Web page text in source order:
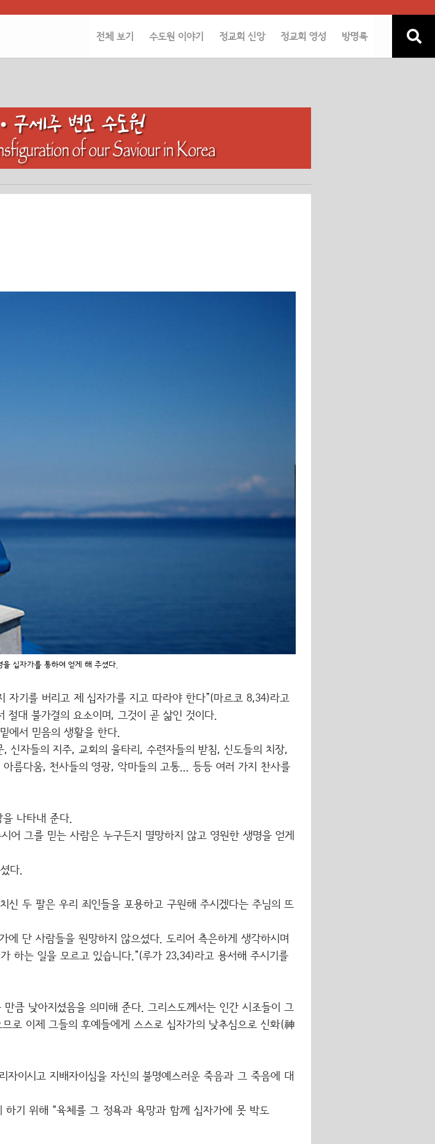
전체 보기 수도원 이야기 정교회 신앙 정교회 영성 방명록
을 십자가를 통하여 얻게 해 주셨다.
자기를 버리고 제 십자가를 지고 따라야 한다”(마르코 8,34)라고
대 불가결의 요소이며, 그것이 곧 삶인 것이다.
에서 믿음의 생활을 한다.
신자들의 지주, 교회의 울타리, 수련자들의 받침, 신도들의 치장,
름다움, 천사들의 영광, 악마들의 고통... 등등 여러 가지 찬사를
나타내 준다.
어 그를 믿는 사람은 누구든지 멸망하지 않고 영원한 생명을 얻게
다.
신 두 팔은 우리 죄인들을 포용하고 구원해 주시겠다는 주님의 뜨
에 단 사람들을 원망하지 않으셨다. 도리어 측은하게 생각하시며
하는 일을 모르고 있습니다.”(루가 23,34)라고 용서해 주시기를
큼 낮아지셨음을 의미해 준다. 그리스도께서는 인간 시조들이 그
로 이제 그들의 후예들에게 스스로 십자가의 낮추심으로 신화(神
자이시고 지배자이심을 자신의 불명예스러운 죽음과 그 죽음에 대
하기 위해 “육체를 그 정욕과 욕망과 함께 십자가에 못 박도